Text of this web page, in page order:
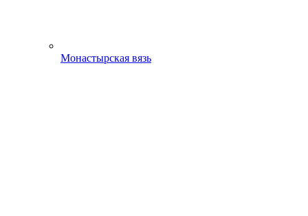
Монастырская вязь